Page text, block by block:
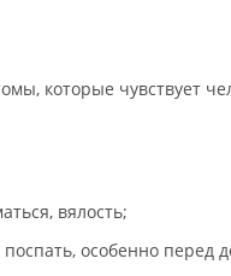
которые чувствует
вялость;
особенно перед